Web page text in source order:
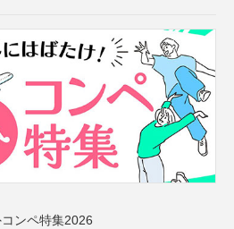
ンペ特集2026